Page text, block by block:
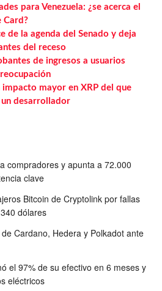
para Venezuela: ¿se acerca el
Card?
de la agenda del Senado y deja
del receso
de ingresos a usuarios
impacto mayor en XRP del que
un desarrollador
compradores y apunta a 72.000
clave
Bitcoin de Cryptolink por fallas
dólares
Cardano, Hedera y Polkadot ante
el 97% de su efectivo en 6 meses y
eléctricos